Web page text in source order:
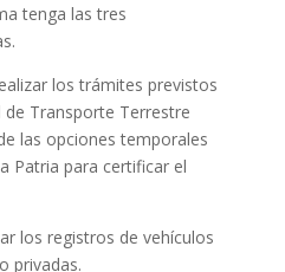
tenga las tres
los trámites previstos
Transporte Terrestre
las opciones temporales
Patria para certificar el
los registros de vehículos
privadas.